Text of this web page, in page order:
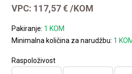
VPC: 117,57€ /KOM
Pakiranje: 1 KOM
Minimalna količina za narudžbu: 1
Raspoloživost